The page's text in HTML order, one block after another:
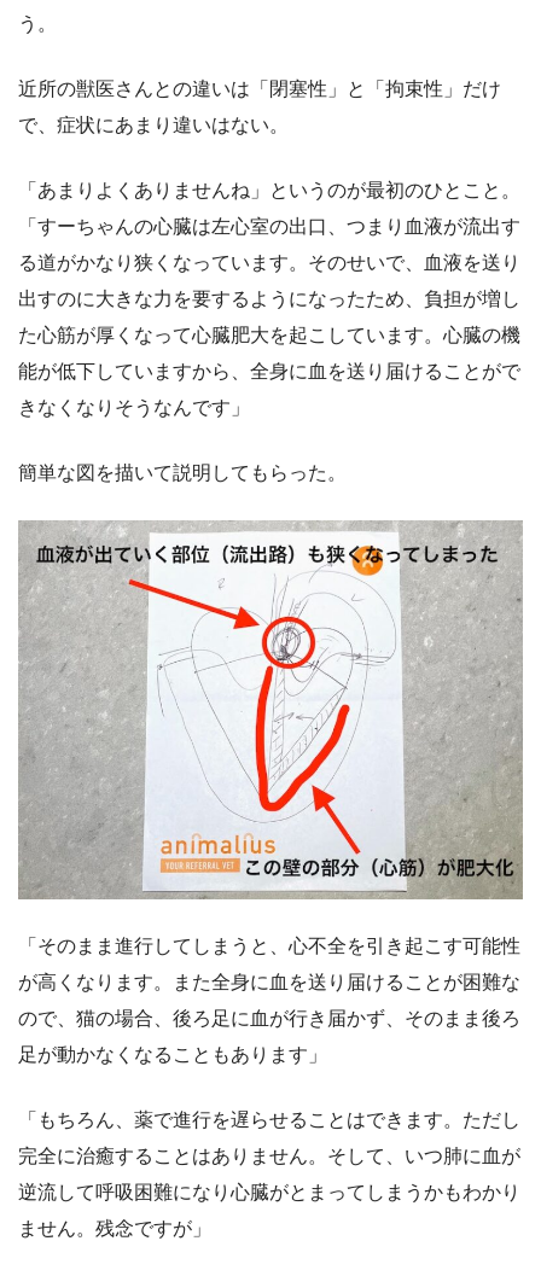
う。
近所の獣医さんとの違いは「閉塞性」と「拘束性」だけ
で、症状にあまり違いはない。
「あまりよくありませんね」というのが最初のひとこと。
「すーちゃんの心臓は左心室の出口、つまり血液が流出す
る道がかなり狭くなっています。そのせいで、血液を送り
出すのに大きな力を要するようになったため、負担が増し
た心筋が厚くなって心臓肥大を起こしています。心臓の機
能が低下していますから、全身に血を送り届けることがで
きなくなりそうなんです」
簡単な図を描いて説明してもらった。
「そのまま進行してしまうと、心不全を引き起こす可能性
が高くなります。また全身に血を送り届けることが困難な
ので、猫の場合、後ろ足に血が行き届かず、そのまま後ろ
足が動かなくなることもあります」
「もちろん、薬で進行を遅らせることはできます。ただし
完全に治癒することはありません。そして、いつ肺に血が
逆流して呼吸困難になり心臓がとまってしまうかもわかり
ません。残念ですが」